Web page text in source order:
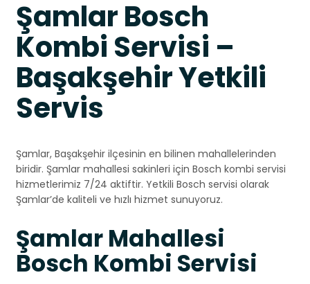
Şamlar Bosch
Kombi Servisi –
Başakşehir Yetkili
Servis
Şamlar, Başakşehir ilçesinin en bilinen mahallelerinden
biridir. Şamlar mahallesi sakinleri için Bosch kombi servisi
hizmetlerimiz 7/24 aktiftir. Yetkili Bosch servisi olarak
Şamlar’de kaliteli ve hızlı hizmet sunuyoruz.
Şamlar Mahallesi
Bosch Kombi Servisi